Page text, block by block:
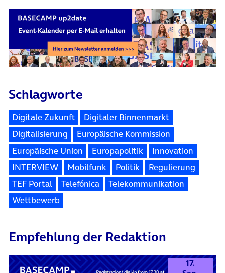
Schlagworte
Digitale Zukunft
Digitaler Binnenmarkt
Digitalisierung
Europäische Kommission
Europäische Union
Europapolitik
Innovation
INTERVIEW
Mobilfunk Politik
Regulierung
TEF Portal
Telefónica
Telekommunikation
Wettbewerb
Empfehlung der Redaktion
17.